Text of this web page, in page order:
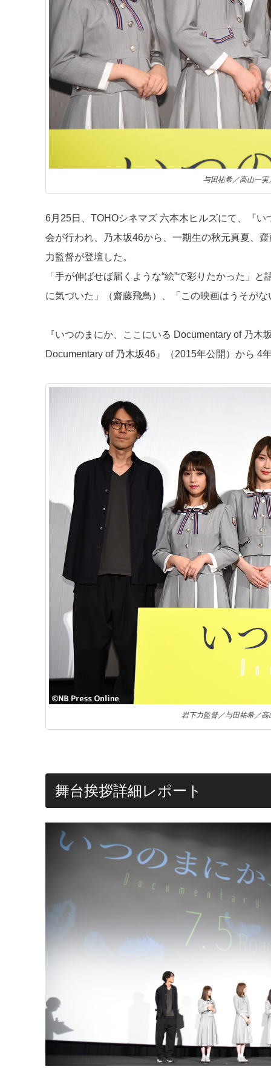
与田祐希／高山一
6月25日、TOHOシネマズ 六本木ヒルズにて、『
会が行われ、乃木坂46から、一期生の秋元真夏、
力監督が登壇した。
「手が伸ばせば届くような“絵”で彩りたかった」
に気づいた」（齋藤飛鳥）、「この映画はうそが
『いつのまにか、ここにいる Documentary of 乃
Documentary of 乃木坂46』（2015年公開）から 4
岩下力監督／与田祐希／
舞台挨拶詳細レポート